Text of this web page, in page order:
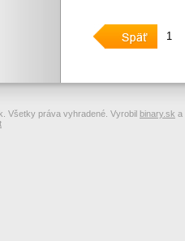
1
Všetky práva vyhradené. Vyrobil binary.sk a